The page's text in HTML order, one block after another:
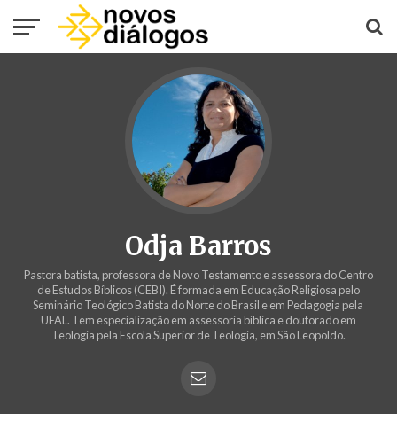
Odja Barros
Pastora batista, professora de Novo Testamento e assessora do Centro
de Estudos Bíblicos (CEBI). É formada em Educação Religiosa pelo
Seminário Teológico Batista do Norte do Brasil e em Pedagogia pela
UFAL. Tem especialização em assessoria bíblica e doutorado em
Teologia pela Escola Superior de Teologia, em São Leopoldo.